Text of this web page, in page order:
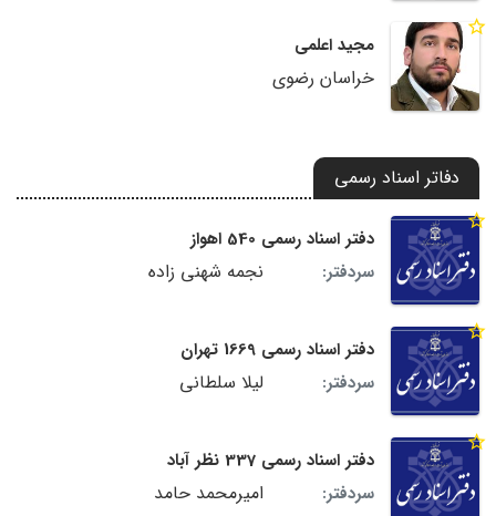
مجید اعلمی
خراسان رضوی
دفاتر اسناد رسمی
دفتر اسناد رسمی 540 اهواز
سردفتر:
نجمه شهنی زاده
دفتر اسناد رسمی 1669 تهران
سردفتر:
لیلا سلطانی
دفتر اسناد رسمی 337 نظر آباد
سردفتر:
امیرمحمد حامد